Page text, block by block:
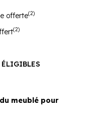
offerte(2)
(2)
ÉLIGIBLES
meublé pour